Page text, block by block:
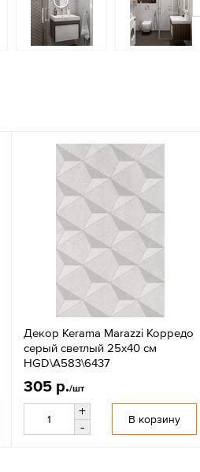
Декор Kerama Marazzi Корредо
серый светлый 25x40 см
HGD\A583\6437
305 р./шт
+
-
В корзину